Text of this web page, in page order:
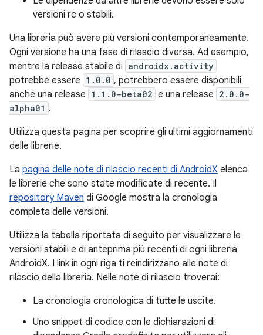
versioni rc o stabili.
Una libreria può avere più versioni contemporaneamente.
Ogni versione ha una fase di rilascio diversa. Ad esempio,
mentre la release stabile di androidx.activity
potrebbe essere 1.0.0 , potrebbero essere disponibili
anche una release 1.1.0-beta02 e una release 2.0.0-
alpha01 .
Utilizza questa pagina per scoprire gli ultimi aggiornamenti
delle librerie.
La pagina delle note di rilascio recenti di AndroidX elenca
le librerie che sono state modificate di recente. Il
repository Maven di Google mostra la cronologia
completa delle versioni.
Utilizza la tabella riportata di seguito per visualizzare le
versioni stabili e di anteprima più recenti di ogni libreria
AndroidX. I link in ogni riga ti reindirizzano alle note di
rilascio della libreria. Nelle note di rilascio troverai:
La cronologia cronologica di tutte le uscite.
Uno snippet di codice con le dichiarazioni di